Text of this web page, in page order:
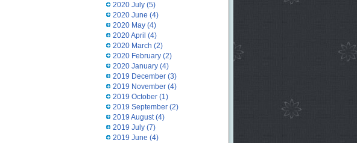
2020 July(5)
2020 June (4)
2020 May(4)
2020 April (4)
2020 March (2)
2020 February(2)
2020 January(4)
2019 December(3)
2019 November(4)
2019 October(1)
2019 September(2)
2019 August(4)
2019 July(7)
2019 June (4)